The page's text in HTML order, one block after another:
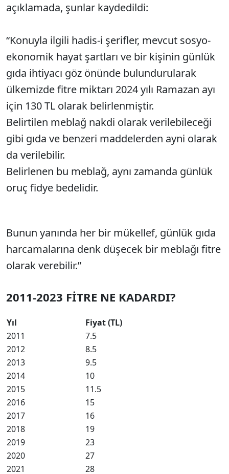
açıklamada, şunlar kaydedildi:
“Konuyla ilgili hadis-i şerifler, mevcut sosyo-
ekonomik hayat şartları ve bir kişinin günlük
gıda ihtiyacı göz önünde bulundurularak
ülkemizde fitre miktarı 2024 yılı Ramazan ayı
için 130 TL olarak belirlenmiştir.
Belirtilen meblağ nakdi olarak verilebileceği
gibi gıda ve benzeri maddelerden ayni olarak
da verilebilir.
Belirlenen bu meblağ, aynı zamanda günlük
oruç fidye bedelidir.
Bunun yanında her bir mükellef, günlük gıda
harcamalarına denk düşecek bir meblağı fitre
olarak verebilir.”
2011-2023 FİTRE NE KADARDI?
Yıl
Fiyat (TL)
2011
7.5
2012
8.5
2013
9.5
2014
10
2015
11.5
2016
15
2017
16
2018
19
2019
23
2020
27
2021
28